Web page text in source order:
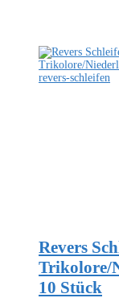
Revers
Trikolore/
10 Stück